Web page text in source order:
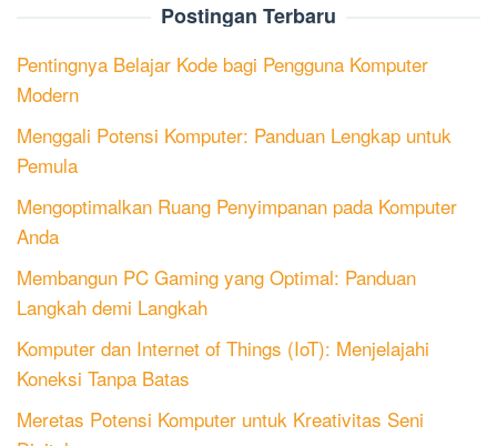
Postingan Terbaru
Pentingnya Belajar Kode bagi Pengguna Komputer
Modern
Menggali Potensi Komputer: Panduan Lengkap untuk
Pemula
Mengoptimalkan Ruang Penyimpanan pada Komputer
Anda
Membangun PC Gaming yang Optimal: Panduan
Langkah demi Langkah
Komputer dan Internet of Things (IoT): Menjelajahi
Koneksi Tanpa Batas
Meretas Potensi Komputer untuk Kreativitas Seni